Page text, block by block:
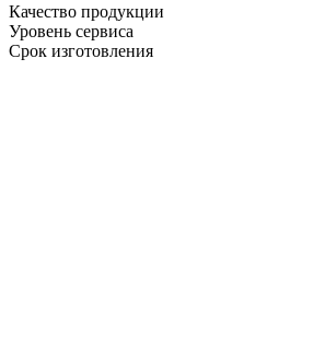
Качество продукции
Уровень сервиса
Срок изготовления